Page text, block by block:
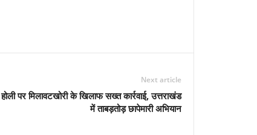
Next article
होली पर मिलावटखोरी के खिलाफ सख्त कार्रवाई, उत्तराखंड
में ताबड़तोड़ छापेमारी अभियान